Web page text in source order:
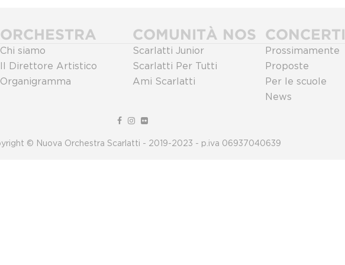
ORCHESTRA
Chi siamo
Il Direttore Artistico
Organigramma
COMUNITÀ NOS
Scarlatti Junior
Scarlatti Per Tutti
Ami Scarlatti
CONCERTI
Prossimamente
Proposte
Per le scuole
News
© Nuova Orchestra Scarlatti - 2019-2023 - p.iva 06937040639